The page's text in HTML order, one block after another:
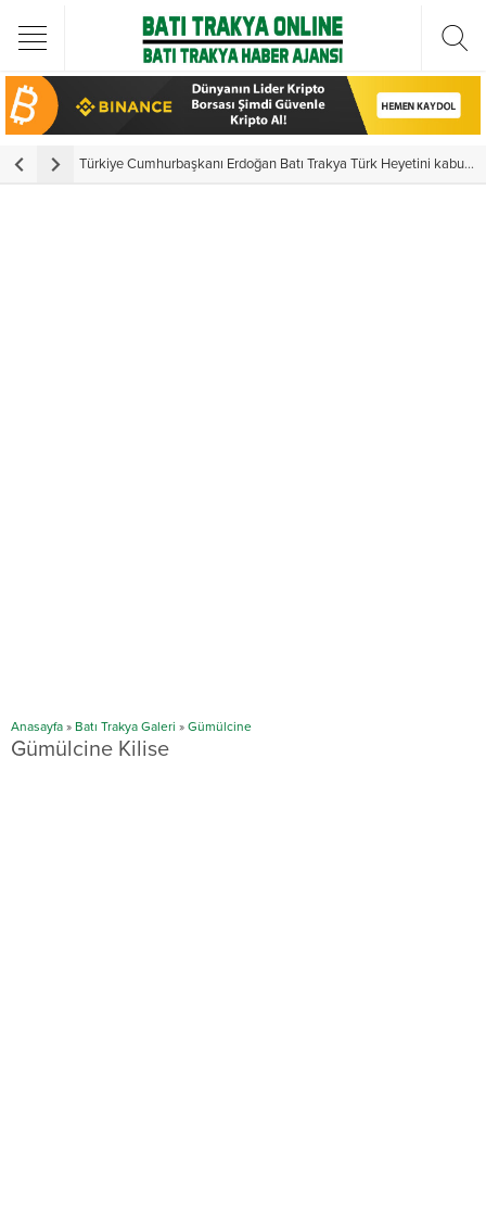
Türkiye Cumhurbaşkanı Erdoğan Batı Trakya Türk Heyetini kabul etti
Anasayfa » Batı Trakya Galeri » Gümülcine
Gümülcine Kilise